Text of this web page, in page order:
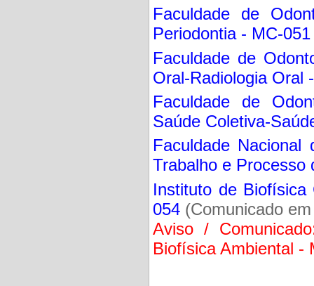
Faculdade de
Periodontia - MC-051
Faculdade de
Oral-Radiologia Oral
Faculdade de
Saúde Coletiva-
Faculdade Nacional
Trabalho e Processo
Instituto de Biofísica
054 (Comunicado
Aviso /
Biofísica Ambiental -